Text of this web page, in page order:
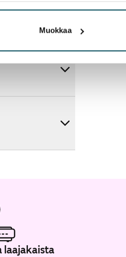
Muokkaa
laajakaista